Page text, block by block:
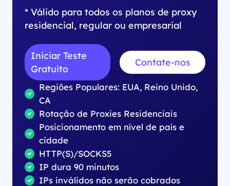
* Válido para todos os planos de proxy
residencial, regular ou empresarial
Iniciar Teste
Gratuito
Contate-nos
Regiões Populares: EUA, Reino Unido,
CA
Rotação de Proxies Residenciais
Posicionamento em nível de país e
cidade
HTTP(S)/SOCKS5
IP dura 90 minutos
IPs inválidos não serão cobrados